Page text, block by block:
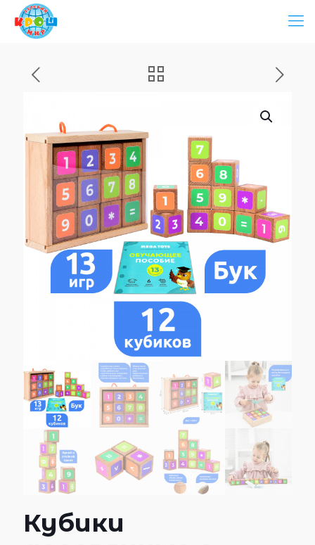
Кубики